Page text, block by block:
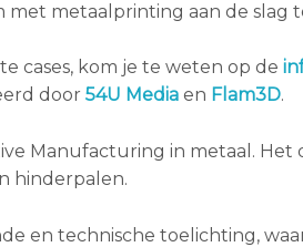
metaalprinting aan de slag
cases, kom je te weten op de
door 54U Mediaen Flam3D.
Manufacturing in metaal. Het
hinderpalen.
en technische toelichting,